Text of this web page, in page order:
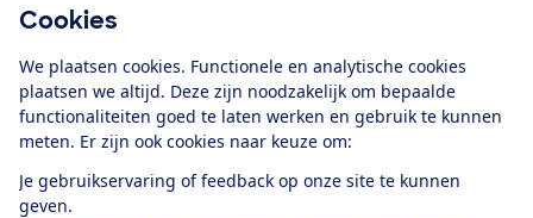
Cookies
We plaatsen cookies. Functionele en analytische cookies
plaatsen we altijd. Deze zijn noodzakelijk om bepaalde
functionaliteiten goed te laten werken en gebruik te kunnen
meten. Er zijn ook cookies naar keuze om:
Je gebruikservaring of feedback op onze site te kunnen
geven.
Alles over de
app